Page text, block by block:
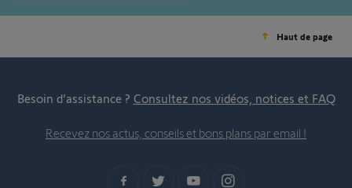
Haut de page
Besoin d’assistance ? Consultez nos vidéos, notices et FAQ
Recevez nos actus, conseils et bons plans par email !